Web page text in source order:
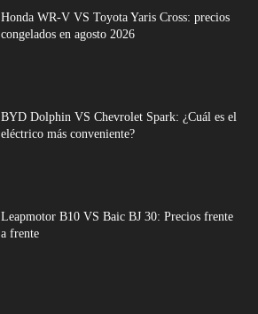
Honda WR-V VS Toyota Yaris Cross: precios
congelados en agosto 2026
BYD Dolphin VS Chevrolet Spark: ¿Cuál es el
eléctrico más conveniente?
Leapmotor B10 VS Baic BJ 30: Precios frente
a frente